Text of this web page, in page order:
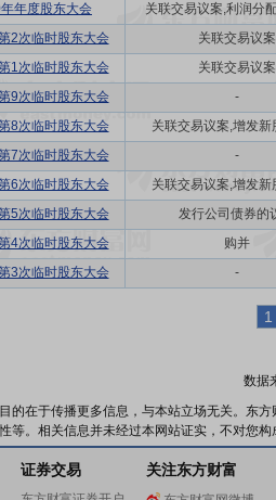
年度股东大会
关联交易议案,利润分
2次临时股东大会
关联交易议案
1次临时股东大会
关联交易议案
9次临时股东大会
-
8次临时股东大会
关联交易议案,增发新
7次临时股东大会
-
6次临时股东大会
关联交易议案,增发新
5次临时股东大会
发行公司债券的
4次临时股东大会
购并
3次临时股东大会
-
1
数据
的在于传播更多信息，与本站立场无关。东
等。相关信息并未经过本网站证实，不对您
证券交易 关注东方财富